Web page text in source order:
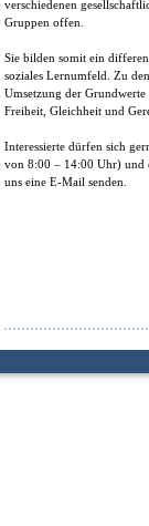
verschiedenen
Gruppen offen.
Sie bilden somit ein
soziales Lernumfeld. Zu
Umsetzung der
Freiheit, Gleichheit und
Interessierte dürfen sich
von 8:00 – 14:00 Uhr) und
uns eine E-Mail senden.